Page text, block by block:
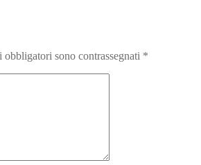
obbligatori sono contrassegnati *